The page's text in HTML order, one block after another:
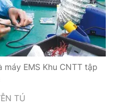
EMS Khu CNTT tập
TÚ